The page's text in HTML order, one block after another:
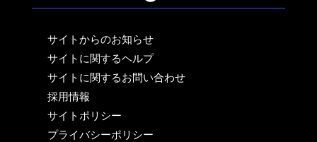
サイトからのお知らせ
サイトに関するヘルプ
サイトに関するお問い合わせ
採用情報
サイトポリシー
プライバシーポリシー